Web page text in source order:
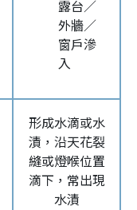
露台／
外牆／
窗戶滲
入
形成水滴或水
漬，沿天花裂
縫或燈喉位置
滴下，常出現
水漬